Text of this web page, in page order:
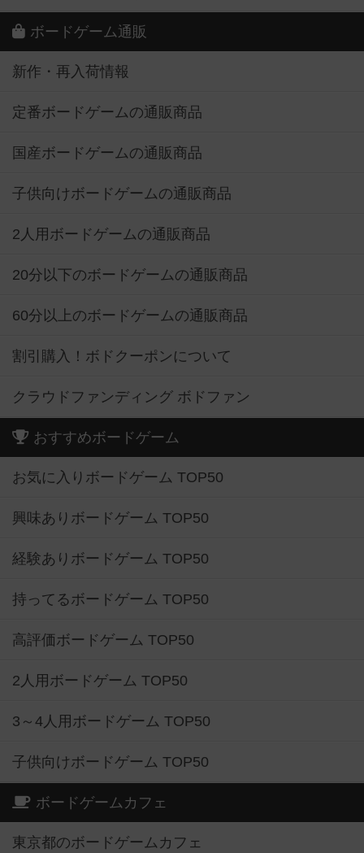
ボードゲーム通販
新作・再入荷情報
定番ボードゲームの通販商品
国産ボードゲームの通販商品
子供向けボードゲームの通販商品
2人用ボードゲームの通販商品
20分以下のボードゲームの通販商品
60分以上のボードゲームの通販商品
割引購入！ボドクーポンについて
クラウドファンディング ボドファン
おすすめボードゲーム
お気に入りボードゲーム TOP50
興味ありボードゲーム TOP50
経験ありボードゲーム TOP50
持ってるボードゲーム TOP50
高評価ボードゲーム TOP50
2人用ボードゲーム TOP50
3～4人用ボードゲーム TOP50
子供向けボードゲーム TOP50
ボードゲームカフェ
東京都のボードゲームカフェ